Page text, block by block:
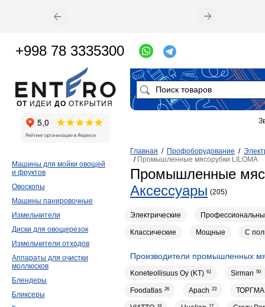
Главная / Профоборудование /
/ Промышленные мясорубки LILOMA
Промышленные
Аксессуары (205)
Электрические
Классические Мощные С
Производители промышленных
Koneteollisuus Oy (KT) 61 Sirman 50
Foodatlas 26 Apach 23
Машины для мойки овощей
и фруктов
Овоскопы
Машины панировочные
Измельчители
Диски для овощерезок
Измельчители отходов
Аппараты для очистки
моллюсков
Блендеры
Бликсеры
ОТ ИДЕИ ДО ОТКРЫТИЯ
+998 78 3335300